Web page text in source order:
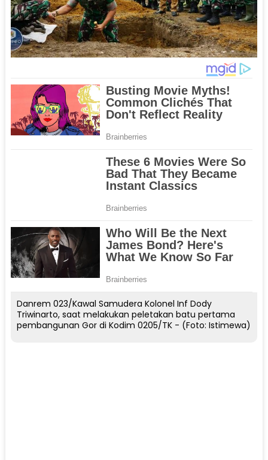
Danrem 023/Kawal Samudera Kolonel Inf Dody
Triwinarto, saat melakukan peletakan batu pertama
pembangunan Gor di Kodim 0205/TK - (Foto: Istimewa)